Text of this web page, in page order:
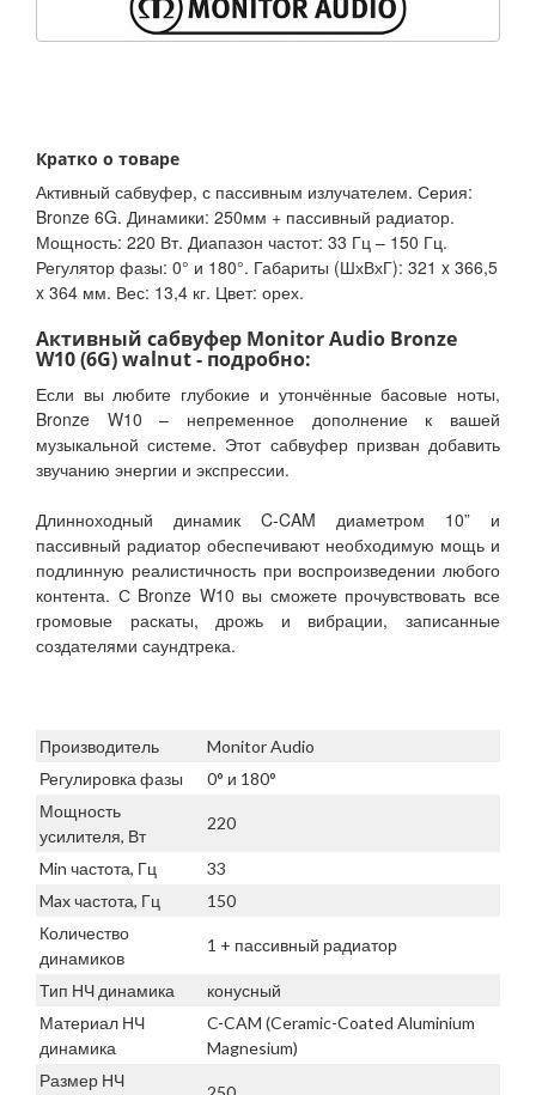
Кратко о товаре
Активный сабвуфер, с пассивным излучателем. Серия:
Bronze 6G. Динамики: 250мм + пассивный радиатор.
Мощность: 220 Вт. Диапазон частот: 33 Гц – 150 Гц.
Регулятор фазы: 0° и 180°. Габариты (ШхВхГ): 321 x 366,5
x 364 мм. Вес: 13,4 кг. Цвет: орех.
Активный сабвуфер Monitor Audio Bronze
W10 (6G) walnut - подробно:
Если вы любите глубокие и утончённые басовые ноты,
Bronze W10 – непременное дополнение к вашей
музыкальной системе. Этот сабвуфер призван добавить
звучанию энергии и экспрессии.
Длинноходный динамик C-CAM диаметром 10” и
пассивный радиатор обеспечивают необходимую мощь и
подлинную реалистичность при воспроизведении любого
контента. С Bronze W10 вы сможете прочувствовать все
громовые раскаты, дрожь и вибрации, записанные
создателями саундтрека.
Производитель
Monitor Audio
Регулировка фазы
0° и 180°
Мощность
усилителя, Вт
220
Min частота, Гц
33
Max частота, Гц
150
Количество
динамиков
1 + пассивный радиатор
Тип НЧ динамика
конусный
Материал НЧ
динамика
C-CAM (Ceramic-Coated Aluminium
Magnesium)
Размер НЧ